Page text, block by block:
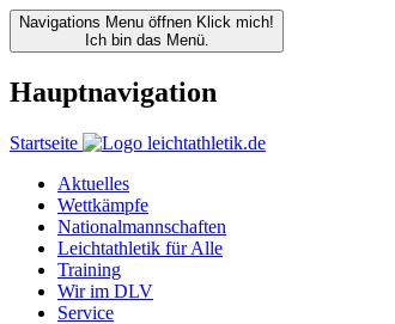
Navigations Menu öffnen Klick mich!
Ich bin das Menü.
Hauptnavigation
Startseite
Aktuelles
Wettkämpfe
Nationalmannschaften
Leichtathletik für Alle
Training
Wir im DLV
Service